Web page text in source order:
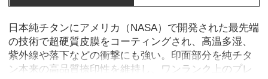
日本純チタンにアメリカ（NASA）で開発された最先端
の技術で超硬質皮膜をコーティングされ、高温多湿、
紫外線や落下などの衝撃にも強い。印面部分を純チタ
ン本来の高品質捺印性を維持し、ワンランク上のプレ